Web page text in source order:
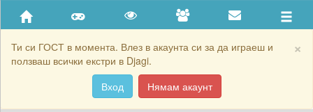
×
Ти си ГОСТ в момента. Влез в акаунта си за да играеш и
ползваш всички екстри в Djagi.
Вход
Нямам акаунт
Приятели
Хронология на игри